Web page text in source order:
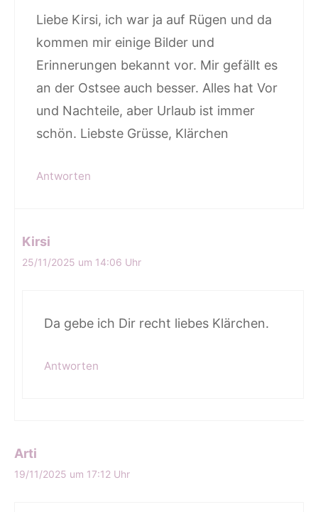
Liebe Kirsi, ich war ja auf Rügen und da
kommen mir einige Bilder und
Erinnerungen bekannt vor. Mir gefällt es
an der Ostsee auch besser. Alles hat Vor
und Nachteile, aber Urlaub ist immer
schön. Liebste Grüsse, Klärchen
Antworten
Kirsi
25/11/2025 um 14:06 Uhr
Da gebe ich Dir recht liebes Klärchen.
Antworten
Arti
19/11/2025 um 17:12 Uhr